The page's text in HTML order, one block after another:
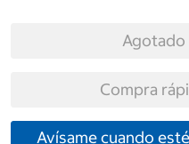
Agotado
Compra
Avísame cuando